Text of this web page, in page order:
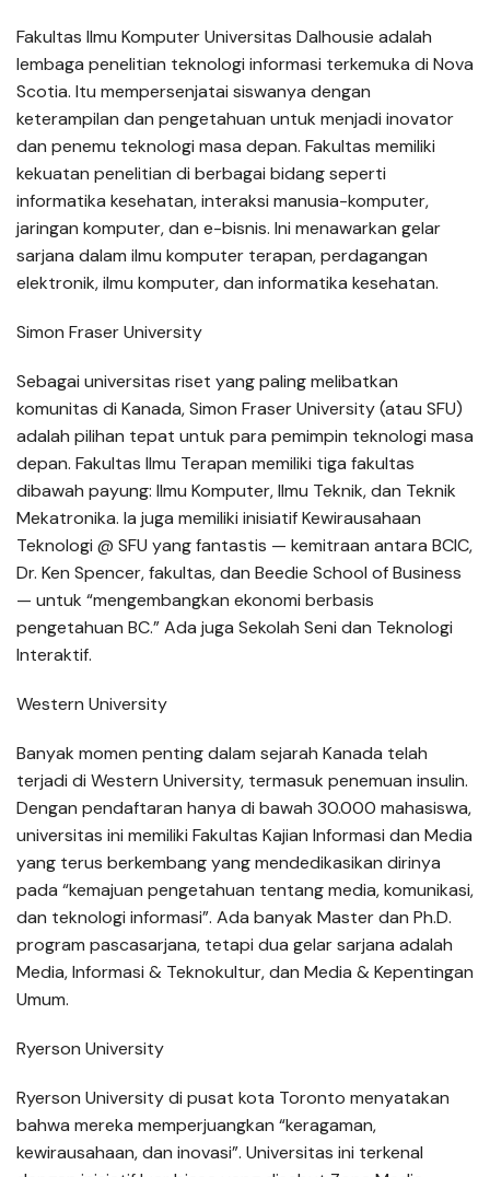
Fakultas Ilmu Komputer Universitas Dalhousie adalah
lembaga penelitian teknologi informasi terkemuka di Nova
Scotia. Itu mempersenjatai siswanya dengan
keterampilan dan pengetahuan untuk menjadi inovator
dan penemu teknologi masa depan. Fakultas memiliki
kekuatan penelitian di berbagai bidang seperti
informatika kesehatan, interaksi manusia-komputer,
jaringan komputer, dan e-bisnis. Ini menawarkan gelar
sarjana dalam ilmu komputer terapan, perdagangan
elektronik, ilmu komputer, dan informatika kesehatan.
Simon Fraser University
Sebagai universitas riset yang paling melibatkan
komunitas di Kanada, Simon Fraser University (atau SFU)
adalah pilihan tepat untuk para pemimpin teknologi masa
depan. Fakultas Ilmu Terapan memiliki tiga fakultas
dibawah payung: Ilmu Komputer, Ilmu Teknik, dan Teknik
Mekatronika. Ia juga memiliki inisiatif Kewirausahaan
Teknologi @ SFU yang fantastis — kemitraan antara BCIC,
Dr. Ken Spencer, fakultas, dan Beedie School of Business
— untuk “mengembangkan ekonomi berbasis
pengetahuan BC.” Ada juga Sekolah Seni dan Teknologi
Interaktif.
Western University
Banyak momen penting dalam sejarah Kanada telah
terjadi di Western University, termasuk penemuan insulin.
Dengan pendaftaran hanya di bawah 30.000 mahasiswa,
universitas ini memiliki Fakultas Kajian Informasi dan Media
yang terus berkembang yang mendedikasikan dirinya
pada “kemajuan pengetahuan tentang media, komunikasi,
dan teknologi informasi”. Ada banyak Master dan Ph.D.
program pascasarjana, tetapi dua gelar sarjana adalah
Media, Informasi & Teknokultur, dan Media & Kepentingan
Umum.
Ryerson University
Ryerson University di pusat kota Toronto menyatakan
bahwa mereka memperjuangkan “keragaman,
kewirausahaan, dan inovasi”. Universitas ini terkenal